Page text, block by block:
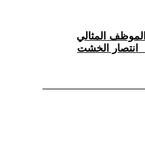
المثالي
الخشت